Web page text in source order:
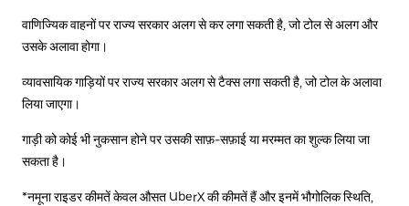
वाणिज्यिक वाहनों पर राज्य सरकार अलग से कर लगा सकती है, जो टोल से अलग और
उसके अलावा होगा।
व्यावसायिक गाड़ियों पर राज्य सरकार अलग से टैक्स लगा सकती है, जो टोल के अलावा
लिया जाएगा।
गाड़ी को कोई भी नुकसान होने पर उसकी साफ़-सफ़ाई या मरम्मत का शुल्क लिया जा
सकता है।
*नमूना राइडर कीमतें केवल औसत UberX की कीमतें हैं और इनमें भौगोलिक स्थिति,